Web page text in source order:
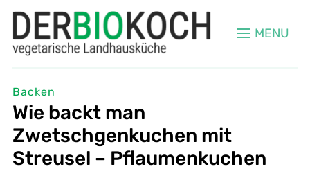
MENU
Backen
Wie backt man
Zwetschgenkuchen mit
Streusel – Pflaumenkuchen